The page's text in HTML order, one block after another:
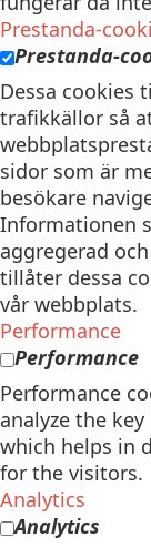
Prestanda-
Prestanda-
Dessa cookies
trafikkällor så
sidor som är
besökare
Informationen
aggregerad
tillåter dessa
vår webbplats.
Performance
Performance
Performance
analyze the
which helps in
for the visitors.
Analytics
Analytics